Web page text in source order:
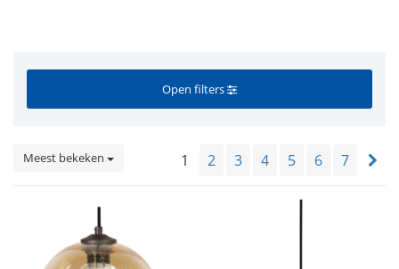
Open filters
Meest bekeken 1 2 3 4 5 6 7